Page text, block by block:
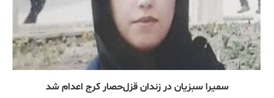
سمیرا سبزیان در زندان قزل‌حصار کرج اعدام شد